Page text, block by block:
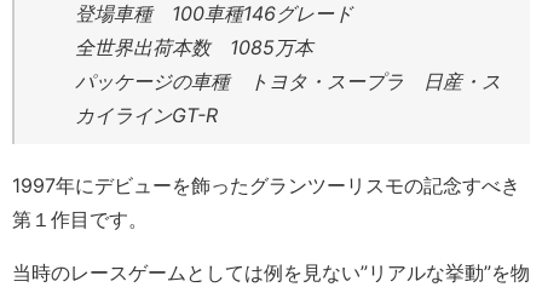
登場車種 100車種146グレード
全世界出荷本数 1085万本
パッケージの車種 トヨタ・スープラ 日産・ス
カイラインGT-R
1997年にデビューを飾ったグランツーリスモの記念すべき
第１作目です。
当時のレースゲームとしては例を見ない”リアルな挙動”を物